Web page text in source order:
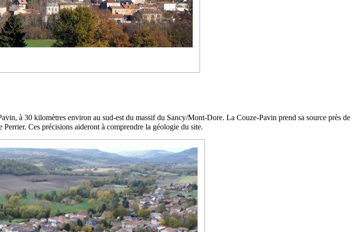
à 30 kilomètres environ au sud-est du massif du Sancy/Mont-Dore. La Couze-Pavin prend sa source près de
Ces précisions aideront à comprendre la géologie du site.